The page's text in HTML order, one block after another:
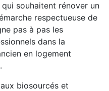
souhaitent rénover un
respectueuse de
pas à pas les
dans la
en logement
biosourcés et